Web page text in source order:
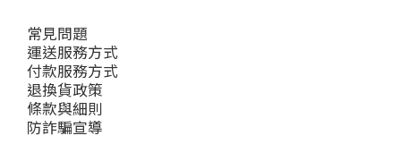
常見問題
運送服務方式
付款服務方式
退換貨政策
條款與細則
防詐騙宣導